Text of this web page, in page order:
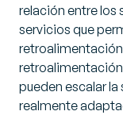
relación entre los
servicios que
retroalimentación
pueden escalar
realmente